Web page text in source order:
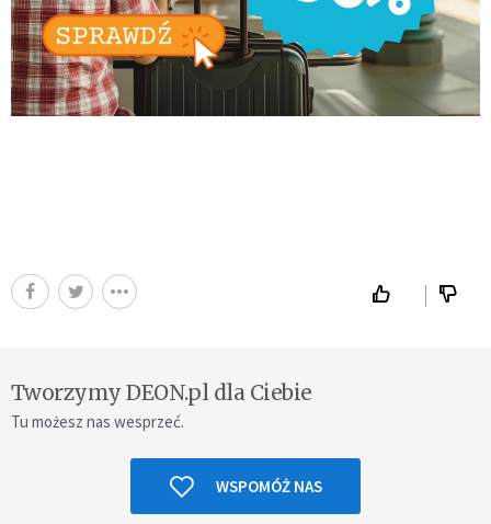
Tworzymy DEON.pl dla Ciebie
Tu możesz nas wesprzeć.
WSPOMÓŻ NAS